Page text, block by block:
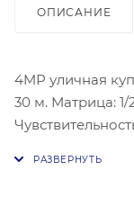
ОПИСАНИЕ
4MP уличная
30 м. Матрица: 1/